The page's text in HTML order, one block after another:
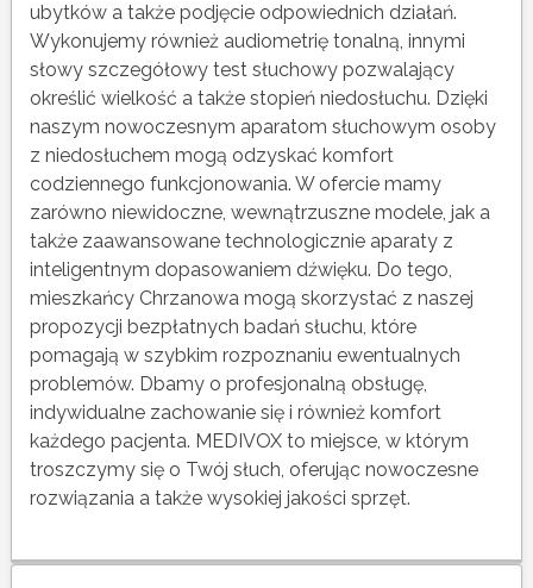
ubytków a także podjęcie odpowiednich działań.
Wykonujemy również audiometrię tonalną, innymi
słowy szczegółowy test słuchowy pozwalający
określić wielkość a także stopień niedosłuchu. Dzięki
naszym nowoczesnym aparatom słuchowym osoby
z niedosłuchem mogą odzyskać komfort
codziennego funkcjonowania. W ofercie mamy
zarówno niewidoczne, wewnątrzuszne modele, jak a
także zaawansowane technologicznie aparaty z
inteligentnym dopasowaniem dźwięku. Do tego,
mieszkańcy Chrzanowa mogą skorzystać z naszej
propozycji bezpłatnych badań słuchu, które
pomagają w szybkim rozpoznaniu ewentualnych
problemów. Dbamy o profesjonalną obsługę,
indywidualne zachowanie się i również komfort
każdego pacjenta. MEDIVOX to miejsce, w którym
troszczymy się o Twój słuch, oferując nowoczesne
rozwiązania a także wysokiej jakości sprzęt.